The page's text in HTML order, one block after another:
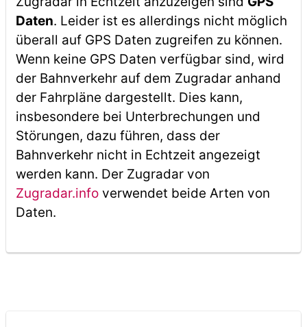
Daten. Leider ist es allerdings nicht möglich
überall auf GPS Daten zugreifen zu können.
Wenn keine GPS Daten verfügbar sind, wird
der Bahnverkehr auf dem Zugradar anhand
der Fahrpläne dargestellt. Dies kann,
insbesondere bei Unterbrechungen und
Störungen, dazu führen, dass der
Bahnverkehr nicht in Echtzeit angezeigt
werden kann. Der Zugradar von
Zugradar.infoverwendet beide Arten von
Daten.